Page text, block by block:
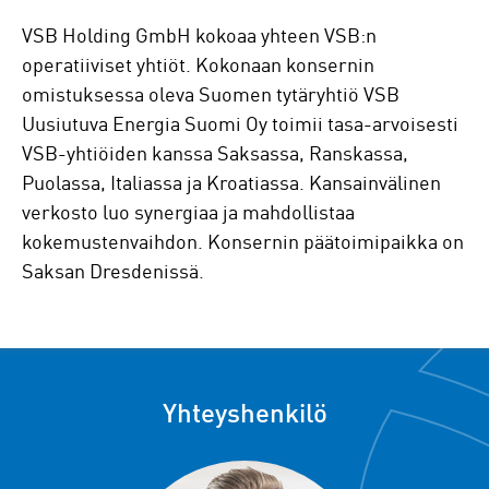
VSB Holding GmbH kokoaa yhteen VSB:n
operatiiviset yhtiöt. Kokonaan konsernin
omistuksessa oleva Suomen tytäryhtiö VSB
Uusiutuva Energia Suomi Oy toimii tasa-arvoisesti
VSB-yhtiöiden kanssa Saksassa, Ranskassa,
Puolassa, Italiassa ja Kroatiassa. Kansainvälinen
verkosto luo synergiaa ja mahdollistaa
kokemustenvaihdon. Konsernin päätoimipaikka on
Saksan Dresdenissä.
Yhteyshenkilö